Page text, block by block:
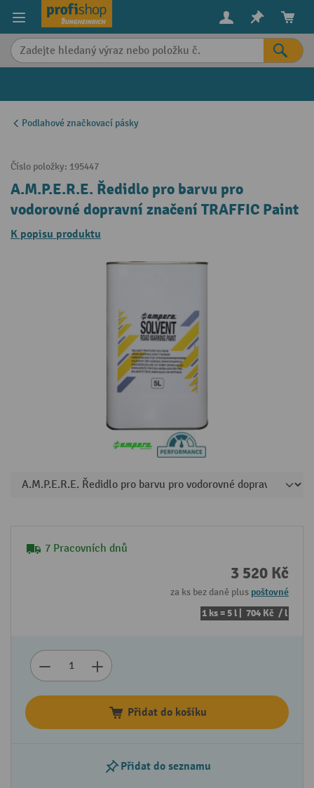
content
Podlahové značkovací pásky
Číslo položky: 195447
A.M.P.E.R.E. Ředidlo pro barvu pro
vodorovné dopravní značení TRAFFIC Paint
K popisu produktu
7 Pracovních dnů
3 520 Kč
za ks bez daně plus poštovné
1 ks = 5 l | 704 Kč / l
Přidat do košíku
Přidat do seznamu